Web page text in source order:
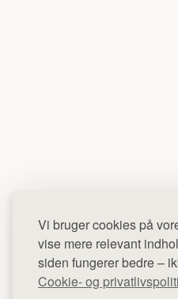
Vi bruger cookies på
vise mere relevant
siden fungerer bedre –
Cookie- og